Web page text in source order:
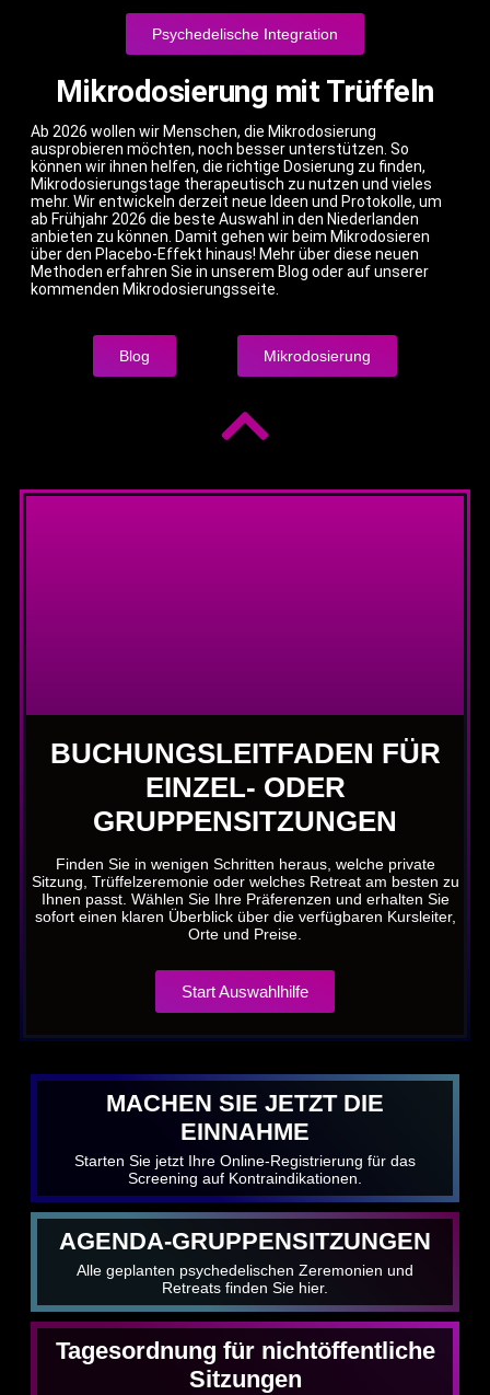
Psychedelische Integration
Mikrodosierung mit Trüffeln
Ab 2026 wollen wir Menschen, die Mikrodosierung
ausprobieren möchten, noch besser unterstützen. So
können wir ihnen helfen, die richtige Dosierung zu finden,
Mikrodosierungstage therapeutisch zu nutzen und vieles
mehr. Wir entwickeln derzeit neue Ideen und Protokolle, um
ab Frühjahr 2026 die beste Auswahl in den Niederlanden
anbieten zu können. Damit gehen wir beim Mikrodosieren
über den Placebo-Effekt hinaus! Mehr über diese neuen
Methoden erfahren Sie in unserem Blog oder auf unserer
kommenden Mikrodosierungsseite.
Blog Mikrodosierung
BUCHUNGSLEITFADEN FÜR
EINZEL- ODER
GRUPPENSITZUNGEN
Finden Sie in wenigen Schritten heraus, welche private
Sitzung, Trüffelzeremonie oder welches Retreat am besten zu
Ihnen passt. Wählen Sie Ihre Präferenzen und erhalten Sie
sofort einen klaren Überblick über die verfügbaren Kursleiter,
Orte und Preise.
Start Auswahlhilfe
MACHEN SIE JETZT DIE
EINNAHME
Starten Sie jetzt Ihre Online-Registrierung für das
Screening auf Kontraindikationen.
AGENDA-GRUPPENSITZUNGEN
Alle geplanten psychedelischen Zeremonien und
Retreats finden Sie hier.
Tagesordnung für nichtöffentliche
Sitzungen